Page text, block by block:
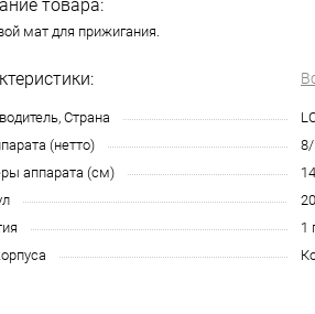
товара:
мат для прижигания.
Страна
(нетто)
аппарата (см)
1